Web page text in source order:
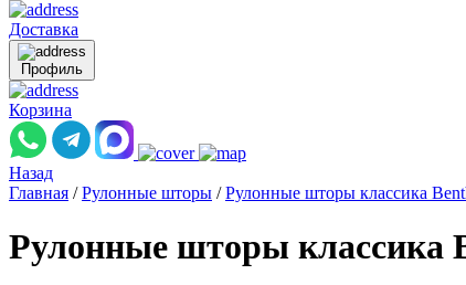
Доставка
Профиль
Корзина
Назад
Главная / Рулонные шторы / Рулонные шторы классика
Рулонные шторы классика